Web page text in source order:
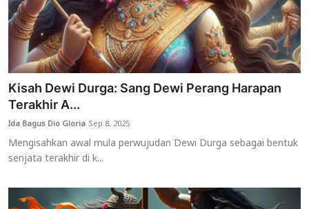
Kisah Dewi Durga: Sang Dewi Perang Harapan
Terakhir A...
Ida Bagus Dio Gloria Sep 8, 2025
Mengisahkan awal mula perwujudan Dewi Durga sebagai bentuk
senjata terakhir di k...